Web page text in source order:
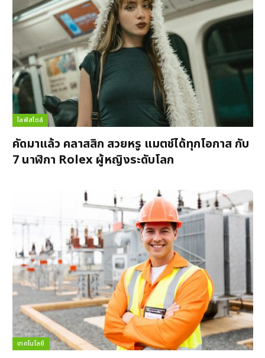
ไลฟ์สไตล์
คัดมาแล้ว คลาสสิก สวยหรู แมตช์ได้ทุกโอกาส กับ
7 นาฬิกา Rolex ผู้หญิงระดับโลก
เทคโนโลยี